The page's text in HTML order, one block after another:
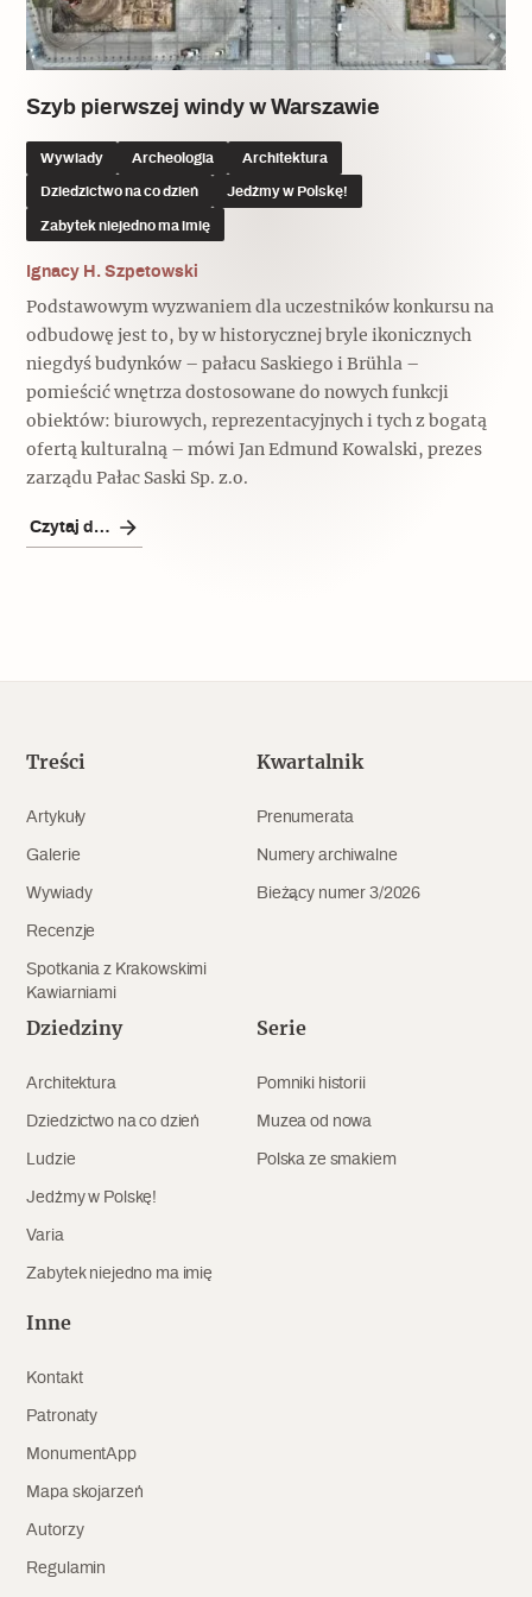
Kruchość rzeczy
Wywiady
Dolnośląski Indiana Jones
Recenzje
Popularne
Ulubieniec Fortuny
Jak wskrzesić smak
Popularne
Siostry rzeźbiarki
Popularne
Zabytek niejedno ma imię
Popularne
Biskupin - rezerwat archeologiczny
Muzea od nowa
Popularne
Narodowego Muzeum Techniki
Polska ze smakiem
Popularne
Kuchnia w Ostromecku: puder z
jarmużu, zupa z krwi
Zobacz również
Patronaty
MonumentApp
Mapa skojarzeń
Krakowskie Kawiarnie
Szyb pierwszej windy w Warszawie
Wywiady Archeologia Architektura
Dziedzictwo na co dzień Jedźmy w Polskę!
Zabytek niejedno ma imię
Ignacy H. Szpetowski
Podstawowym wyzwaniem dla uczestników konkursu na
odbudowę jest to, by w historycznej bryle ikonicznych
niegdyś budynków – pałacu Saskiego i Brühla –
pomieścić wnętrza dostosowane do nowych funkcji
obiektów: biurowych, reprezentacyjnych i tych z bogatą
ofertą kulturalną – mówi Jan Edmund Kowalski, prezes
zarządu Pałac Saski Sp. z.o.
Czytaj dalej
Treści
Artykuły
Galerie
Wywiady
Recenzje
Spotkania z Krakowskimi
Kawiarniami
Kwartalnik
Prenumerata
Numery archiwalne
Bieżący numer 3/2026
Dziedziny
Architektura
Dziedzictwo na co dzień
Ludzie
Jedźmy w Polskę!
Varia
Zabytek niejedno ma imię
Serie
Pomniki historii
Muzea od nowa
Polska ze smakiem
Inne
Kontakt
Patronaty
MonumentApp
Mapa skojarzeń
Autorzy
Regulamin